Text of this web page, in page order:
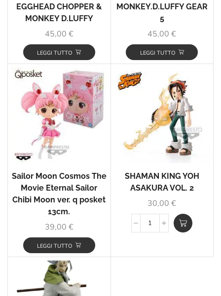
EGGHEAD CHOPPER &
MONKEY D.LUFFY
45,00 €
LEGGI TUTTO
MONKEY.D.LUFFY GEAR
5
45,00€
LEGGI TUTTO
Sailor Moon Cosmos The
Movie Eternal Sailor
Chibi Moon ver. q posket
13cm.
39,00 €
LEGGI TUTTO
SHAMAN KING YOH
ASAKURA VOL. 2
30,00€